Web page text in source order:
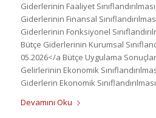
Giderlerinin Faaliyet
Giderlerinin Finansal
Giderlerinin Fonksiyonel
Bütçe Giderlerinin Kurumsal
05.2026</a Bütçe Uygulama
Gelirlerinin Ekonomik
Giderlerin Ekonomik
Devamını Oku